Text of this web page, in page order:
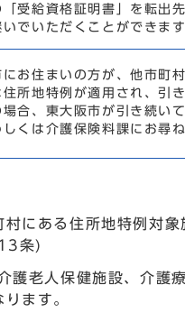
受給資格証明書」を転出
でいただくことができます
お住まいの方が、他市町
住所地特例が適用され、引
合、東大阪市が引き続い
くは介護保険料課にお尋ね
にある住所地特例対
条)
護老人保健施設、介護
ます。